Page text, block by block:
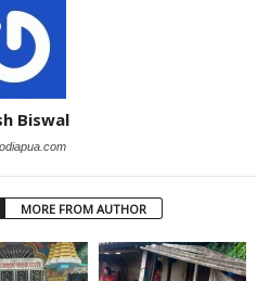
Biswal
MORE FROM AUTHOR